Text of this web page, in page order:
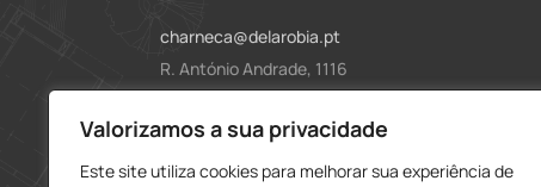
Valorizamos a sua privacidade
Este site utiliza cookies para melhorar sua experiência de
charneca@delarobia.pt
R. António Andrade, 1116
Loja – Tires
214 453 329